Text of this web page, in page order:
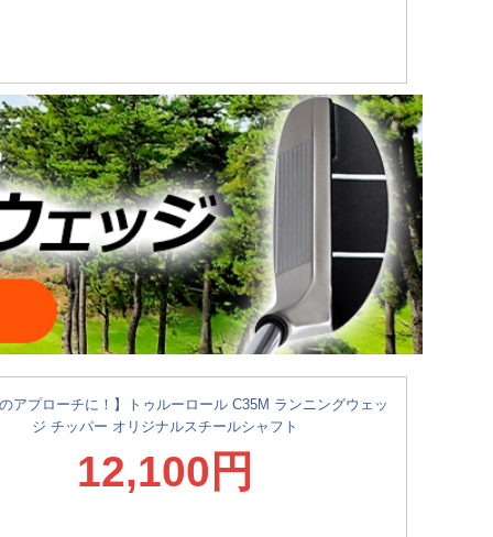
アプローチに！】トゥルーロール C35M ランニングウェッ
ジ チッパー オリジナルスチールシャフト
12,100円